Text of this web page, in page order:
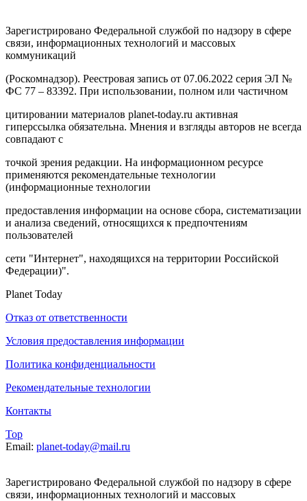
Зарегистрировано Федеральной службой по надзору в сфере
связи, информационных технологий и массовых
коммуникаций
(Роскомнадзор). Реестровая запись от 07.06.2022 серия ЭЛ №
ФС 77 – 83392. При использовании, полном или частичном
цитировании материалов planet-today.ru активная
гиперссылка обязательна. Мнения и взгляды авторов не всегда
совпадают с
точкой зрения редакции. На информационном ресурсе
применяются рекомендательные технологии
(информационные технологии
предоставления информации на основе сбора, систематизации
и анализа сведений, относящихся к предпочтениям
пользователей
сети "Интернет", находящихся на территории Российской
Федерации)".
Planet Today
Отказ от ответственности
Условия предоставления информации
Политика конфиденциальности
Рекомендательные технологии
Контакты
Top
Email: planet-today@mail.ru
Зарегистрировано Федеральной службой по надзору в сфере
связи, информационных технологий и массовых